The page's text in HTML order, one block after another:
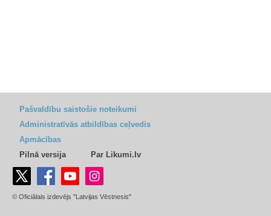
Pašvaldību saistošie noteikumi
Administratīvās atbildības ceļvedis
Apmācības
Pilnā versija
Par Likumi.lv
© Oficiālais izdevējs "Latvijas Vēstnesis"